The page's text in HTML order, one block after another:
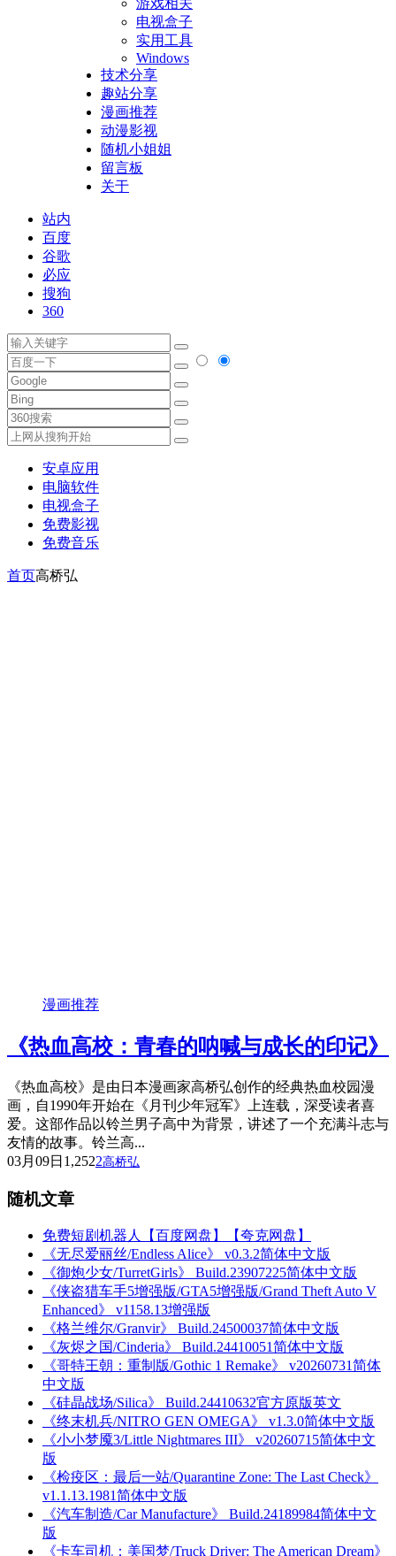
游戏相关
电视盒子
实用工具
Windows
技术分享
趣站分享
漫画推荐
动漫影视
随机小姐姐
留言板
关于
站内
百度
谷歌
必应
搜狗
360
安卓应用
电脑软件
电视盒子
免费影视
免费音乐
首页高桥弘
漫画推荐
《热血高校：青春的呐喊与成长的印记》
《热血高校》是由日本漫画家高桥弘创作的经典热血校园漫
画，自1990年开始在《月刊少年冠军》上连载，深受读者喜
爱。这部作品以铃兰男子高中为背景，讲述了一个充满斗志与
友情的故事。铃兰高...
03月09日 1,2522高桥弘
随机文章
免费短剧机器人【百度网盘】【夸克网盘】
《无尽爱丽丝/Endless Alice》 v0.3.2简体中文版
《御炮少女/TurretGirls》 Build.23907225简体中文版
《侠盗猎车手5增强版/GTA5增强版/Grand Theft Auto V
Enhanced》 v1158.13增强版
《格兰维尔/Granvir》 Build.24500037简体中文版
《灰烬之国/Cinderia》 Build.24410051简体中文版
《哥特王朝：重制版/Gothic 1 Remake》 v20260731简体
中文版
《硅晶战场/Silica》 Build.24410632官方原版英文
《终末机兵/NITRO GEN OMEGA》 v1.3.0简体中文版
《小小梦魇3/Little Nightmares III》 v20260715简体中文
版
《检疫区：最后一站/Quarantine Zone: The Last Check》
v1.1.13.1981简体中文版
《汽车制造/Car Manufacture》 Build.24189984简体中文
版
《卡车司机：美国梦/Truck Driver: The American Dream》